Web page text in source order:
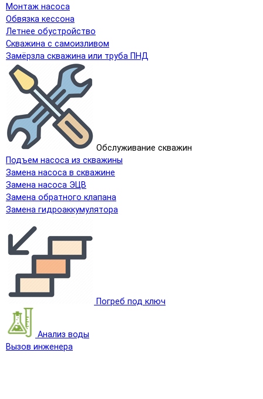
Монтаж насоса
Обвязка кессона
Летнее обустройство
Скважина с самоизливом
Замёрзла скважина или труба ПНД
Обслуживание скважин
Подъем насоса из скважины
Замена насоса в скважине
Замена насоса ЭЦВ
Замена обратного клапана
Замена гидроаккумулятора
Погреб под ключ
Анализ воды
Вызов инженера